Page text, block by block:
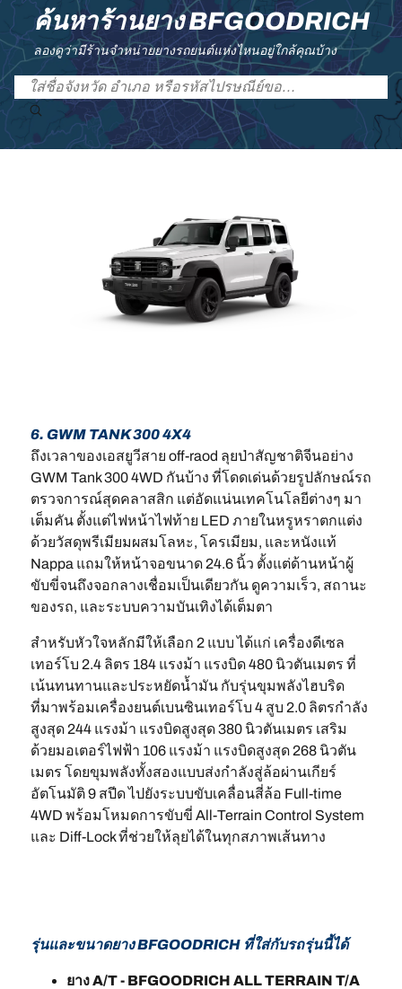
ค้นหาร้านยาง BFGOODRICH
ลองดูว่ามีร้านจำหน่ายยางรถยนต์แห่งไหนอยู่ใกล้คุณบ้าง
6. GWM TANK 300 4X4
ถึงเวลาของเอสยูวีสาย off-raod ลุยป่าสัญชาติจีนอย่าง
GWM Tank 300 4WD กันบ้าง ที่โดดเด่นด้วยรูปลักษณ์รถ
ตรวจการณ์สุดคลาสสิก แต่อัดแน่นเทคโนโลยีต่างๆ มา
เต็มคัน ตั้งแต่ไฟหน้าไฟท้าย LED ภายในหรูหราตกแต่ง
ด้วยวัสดุพรีเมียมผสมโลหะ, โครเมียม, และหนังแท้
Nappa แถมให้หน้าจอขนาด 24.6 นิ้ว ตั้งแต่ด้านหน้าผู้
ขับขี่จนถึงจอกลางเชื่อมเป็นเดียวกัน ดูความเร็ว, สถานะ
ของรถ, และระบบความบันเทิงได้เต็มตา
สำหรับหัวใจหลักมีให้เลือก 2 แบบ ได้แก่ เครื่องดีเซล
เทอร์โบ 2.4 ลิตร 184 แรงม้า แรงบิด 480 นิวตันเมตร ที่
เน้นทนทานและประหยัดน้ำมัน กับรุ่นขุมพลังไฮบริด
ที่มาพร้อมเครื่องยนต์เบนซินเทอร์โบ 4 สูบ 2.0 ลิตรกำลัง
สูงสุด 244 แรงม้า แรงบิดสูงสุด 380 นิวตันเมตร เสริม
ด้วยมอเตอร์ไฟฟ้า 106 แรงม้า แรงบิดสูงสุด 268 นิวตัน
เมตร โดยขุมพลังทั้งสองแบบส่งกำลังสู่ล้อผ่านเกียร์
อัตโนมัติ 9 สปีด ไปยังระบบขับเคลื่อนสี่ล้อ Full-time
4WD พร้อมโหมดการขับขี่ All-Terrain Control System
และ Diff-Lock ที่ช่วยให้ลุยได้ในทุกสภาพเส้นทาง
รุ่นและขนาดยาง BFGOODRICH ที่ใส่กับรถรุ่นนี้ได้
ยาง A/T - BFGOODRICH ALL TERRAIN T/A